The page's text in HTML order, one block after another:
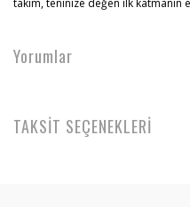
Yorumlar
TAKSİT SEÇENEKLERİ